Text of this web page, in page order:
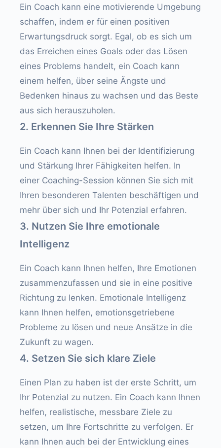
Ein Coach kann eine motivierende Umgebung
schaffen, indem er für einen positiven
Erwartungsdruck sorgt. Egal, ob es sich um
das Erreichen eines Goals oder das Lösen
eines Problems handelt, ein Coach kann
einem helfen, über seine Ängste und
Bedenken hinaus zu wachsen und das Beste
aus sich herauszuholen.
2. Erkennen Sie Ihre Stärken
Ein Coach kann Ihnen bei der Identifizierung
und Stärkung Ihrer Fähigkeiten helfen. In
einer Coaching-Session können Sie sich mit
Ihren besonderen Talenten beschäftigen und
mehr über sich und Ihr Potenzial erfahren.
3. Nutzen Sie Ihre emotionale
Intelligenz
Ein Coach kann Ihnen helfen, Ihre Emotionen
zusammenzufassen und sie in eine positive
Richtung zu lenken. Emotionale Intelligenz
kann Ihnen helfen, emotionsgetriebene
Probleme zu lösen und neue Ansätze in die
Zukunft zu wagen.
4. Setzen Sie sich klare Ziele
Einen Plan zu haben ist der erste Schritt, um
Ihr Potenzial zu nutzen. Ein Coach kann Ihnen
helfen, realistische, messbare Ziele zu
setzen, um Ihre Fortschritte zu verfolgen. Er
kann Ihnen auch bei der Entwicklung eines